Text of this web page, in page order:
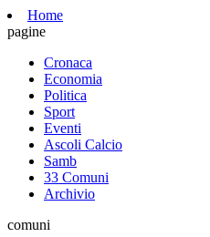
Home
pagine
Cronaca
Economia
Politica
Sport
Eventi
Ascoli Calcio
Samb
33 Comuni
Archivio
comuni